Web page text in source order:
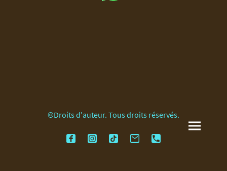
©Droits d'auteur. Tous droits réservés.